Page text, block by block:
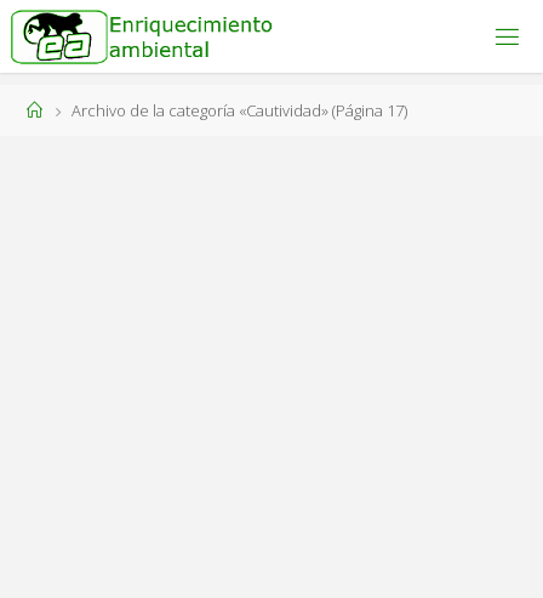
Saltar
contenido
AMBIENTAL
al bienestar
PáginaArchivo de la categoría «Cautividad»(Página 17)